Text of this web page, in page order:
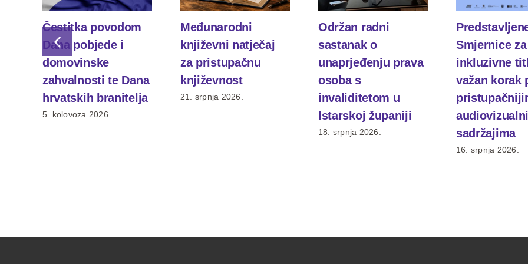
Čestitka povodom
Dana pobjede i
domovinske
zahvalnosti te Dana
hrvatskih branitelja
5. kolovoza 2026.
Međunarodni
književni natječaj
za pristupačnu
književnost
21. srpnja 2026.
Održan radni
sastanak o
unaprjeđenju prava
osoba s
invaliditetom u
Istarskoj županiji
18. srpnja 2026.
Smjernice za
inkluzivne
važan korak
sadržajima
16. srpnja 2026.